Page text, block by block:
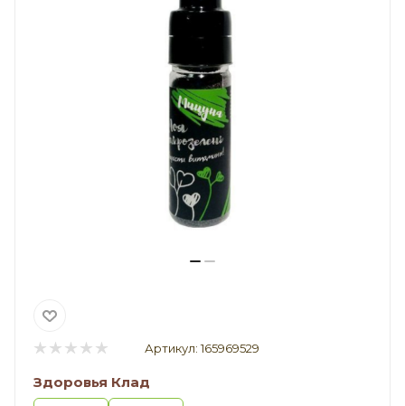
Артикул: 165969529
Здоровья Клад